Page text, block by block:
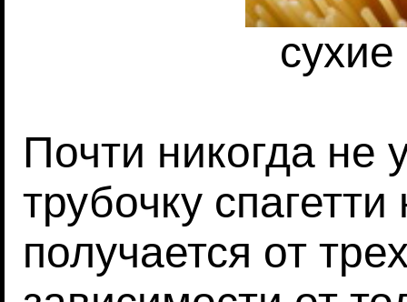
Почти никогда не
трубочку
получается от